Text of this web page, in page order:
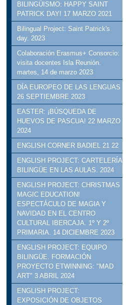
BILINGÜISMO: HAPPY SAINT
PATRICK DAY! 17 MARZO 2021
Bilingual Project: Saint Patrick's
day. 2023
Colaboración Erasmus+ Consorcio:
visita docentes Isla Reunión.
martes, 14 de marzo 2023
DÍA EUROPEO DE LAS LENGUAS
26 SEPTIEMBRE 2023
EASTER: ¡BÚSQUEDA DE
HUEVOS DE PASCUA! 22 MARZO
2024
ENGLISH CORNER BADIEL 21 22
ENGLISH PROJECT: CARTELERÍA
BILINGÜE EN LAS AULAS. 2024
ENGLISH PROJECT: CHRISTMAS
MAGIC EDUCATION!
ESPECTÁCULO DE MAGIA Y
NAVIDAD EN EL CENTRO
CULTURAL IBERCAJA. 1º Y 2º
PRIMARIA. 14 DICIEMBRE 2023
ENGLISH PROJECT: EQUIPO
BILINGÜE. FORMACIÓN
PROYECTO ETWINNING: "MAD
ART" 3 ABRIL 2024
ENGLISH PROJECT:
EXPOSICIÓN DE OBJETOS